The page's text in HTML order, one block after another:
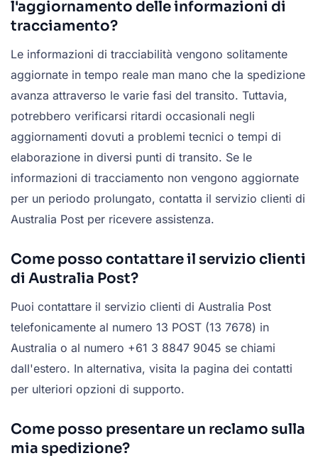
l'aggiornamento delle informazioni di
tracciamento?
Le informazioni di tracciabilità vengono solitamente
aggiornate in tempo reale man mano che la spedizione
avanza attraverso le varie fasi del transito. Tuttavia,
potrebbero verificarsi ritardi occasionali negli
aggiornamenti dovuti a problemi tecnici o tempi di
elaborazione in diversi punti di transito. Se le
informazioni di tracciamento non vengono aggiornate
per un periodo prolungato, contatta il servizio clienti di
Australia Post per ricevere assistenza.
Come posso contattare il servizio clienti
di Australia Post?
Puoi contattare il servizio clienti di Australia Post
telefonicamente al numero 13 POST (13 7678) in
Australia o al numero +61 3 8847 9045 se chiami
dall'estero. In alternativa, visita la pagina dei contatti
per ulteriori opzioni di supporto.
Come posso presentare un reclamo sulla
mia spedizione?